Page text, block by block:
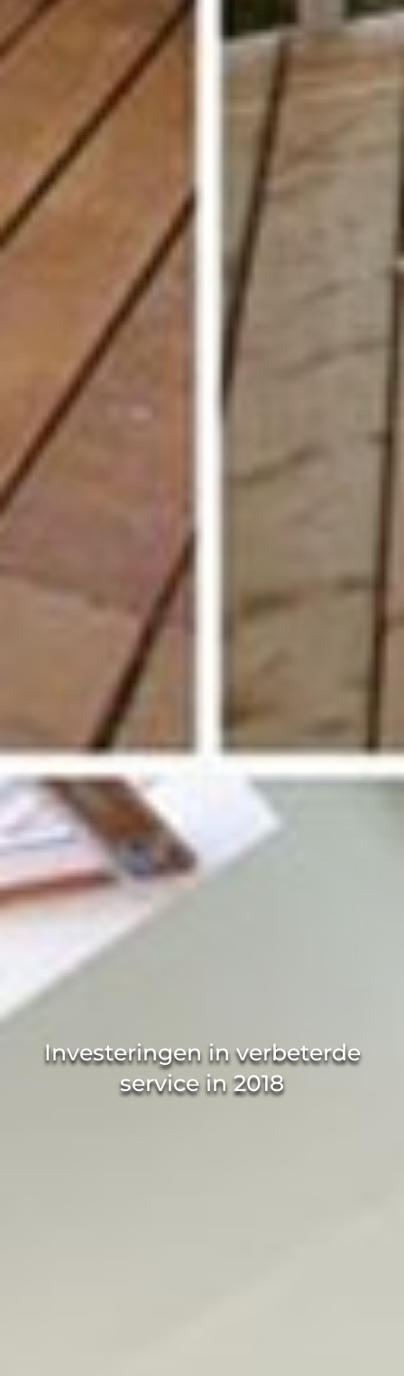
Investeringen in verbeterde
service in 2018